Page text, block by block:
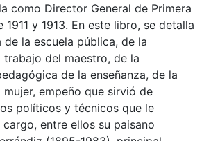
como Director General de Primera
1911 y 1913. En este libro, se detalla
de la escuela pública, de la
del maestro, de la
de la enseñanza, de la
empeño que sirvió de
políticos y técnicos que le
entre ellos su paisano